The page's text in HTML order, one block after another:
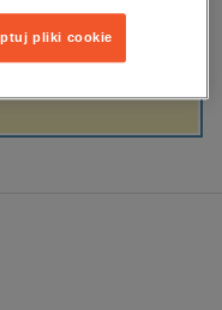
informatyka
Filtrowanie
pliki cookie